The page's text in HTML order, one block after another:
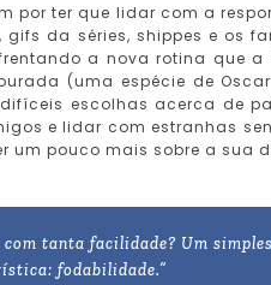
por ter que lidar com a
da séries, shippes e os
a nova rotina que
(uma espécie de
escolhas acerca de
e lidar com estranhas
um pouco mais sobre a sua
tanta facilidade? Um
fodabilidade.”